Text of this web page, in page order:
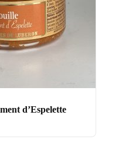
d’Espelette